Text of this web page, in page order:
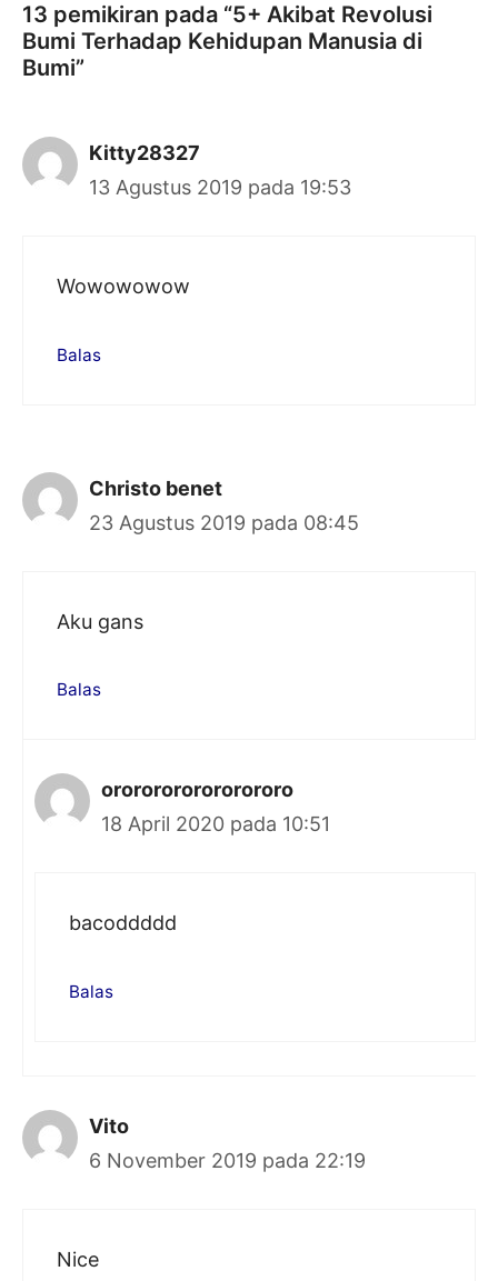
13 pemikiran pada “5+ Akibat Revolusi
Bumi Terhadap Kehidupan Manusia di
Bumi”
Kitty28327
13 Agustus 2019 pada 19:53
Wowowowow
Balas
Christo benet
23 Agustus 2019 pada 08:45
Aku gans
Balas
orororororororororo
18 April 2020 pada 10:51
bacoddddd
Balas
Vito
6 November 2019 pada 22:19
Nice